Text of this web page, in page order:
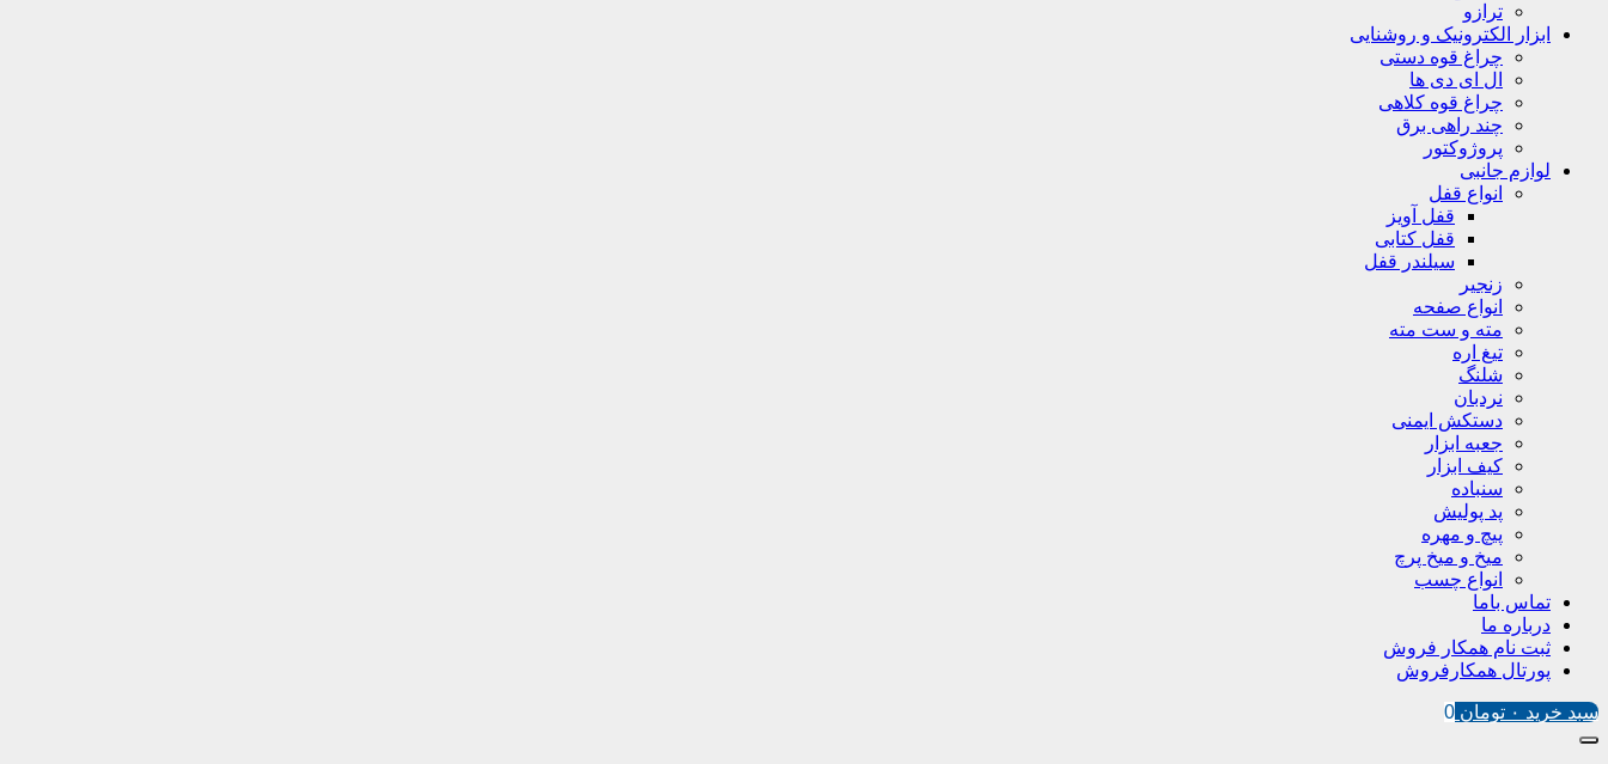
ترازو
ابزار الکترونیک و روشنایی
چراغ قوه دستی
ال ای دی ها
چراغ قوه کلاهی
چند راهی برق
پروژوکتور
لوازم جانبی
انواع قفل
قفل آویز
قفل کتابی
سیلندر قفل
زنجیر
انواع صفحه
مته و ست مته
تیغ اره
شلنگ
نردبان
دستکش ایمنی
جعبه ابزار
کیف ابزار
سنباده
پد پولیش
پیچ و مهره
میخ و میخ پرچ
انواع چسب
تماس باما
درباره ما
ثبت نام همکار فروش
پورتال همکارفروش
سبد خرید ۰ تومان 0